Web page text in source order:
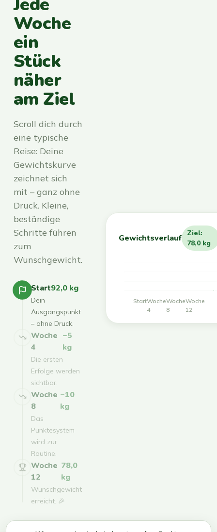
Woche
ein
Stück
näher
am Ziel
Scroll dich durch
eine typische
Reise: Deine
Gewichtskurve
zeichnet sich
mit – ganz ohne
Druck. Kleine,
beständige
Schritte führen
zum
Wunschgewicht.
Start92,0 kg
Dein
Ausgangspunkt
– ohne Druck.
Woche
4
−5
kg
Die ersten
Erfolge werden
sichtbar.
Woche
8
−10
kg
Das
Punktesystem
wird zur
Routine.
Woche
12
78,0
kg
Wunschgewicht
erreicht. 🎉
Gewichtsverlauf
Ziel:
78,0 kg
StartWoche
4
Woche
8
Woche
12